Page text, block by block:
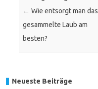
← Wie entsorgt man das
gesammelte Laub am
besten?
Neueste Beiträge